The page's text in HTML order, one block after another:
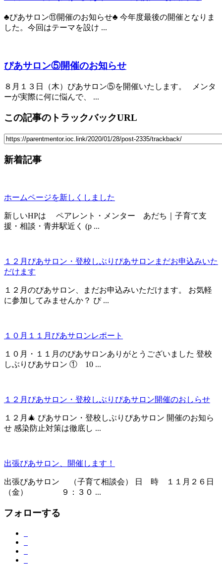
♣ぴあサロン⑪開催のお知らせ♣ 今年度最後の開催となりま
した。今回はテーマを設け ...
ぴあサロン⑤開催のお知らせ
８月１３日（木）ぴあサロン⑤を開催いたします。 メンタ
ーが実際に何に悩んで、 ...
この記事のトラックバックURL
新着記事
ホームページを新しくしました
新しいHPは ペアレント・メンター あだち｜子育て支
援・相談・青井駅近く (p ...
１２月ぴあサロン・登校しぶりぴあサロンまだお申込みいた
だけます
１２月のぴあサロン、まだお申込みいただけます。 お気軽
に参加してみませんか？ ぴ ...
１０月１１月ぴあサロンレポート
１０月・１１月のぴあサロンありがとうございました 登校
しぶりぴあサロン ① 10 ...
１２月ぴあサロン・登校しぶりぴあサロン開催のおしらせ
１２月🎄 ぴあサロン・登校しぶりぴあサロン 開催のお知ら
せ 感染防止対策は徹底し ...
出張ぴあサロン、開催します！
出張ぴあサロン （子育て相談会） 日 時 １１月２６日
（金） ９：３０ ...
フォローする